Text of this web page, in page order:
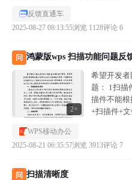
反馈直通车
2025-08-27 08:13:55浏览 1128评论 6
问 鸿蒙版wps 扫描功能问题反
2+
希望开发
题： 1扫描
描件不能
+扫描件+
WPS移动办公
2025-08-21 06:35:57浏览 3913评论 7
问 扫描清晰度